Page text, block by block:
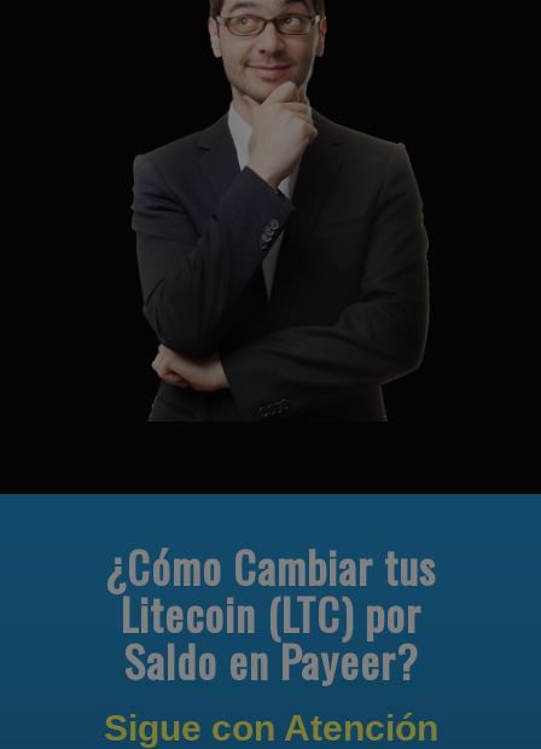
¿Cómo Cambiar tus
Litecoin (LTC) por
Saldo en Payeer?
Sigue con Atención